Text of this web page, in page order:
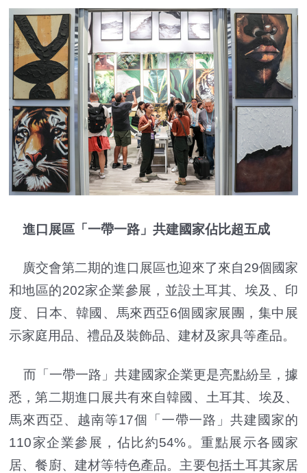
進口展區「一帶一路」共建國家佔比超五成
廣交會第二期的進口展區也迎來了來自29個國家
和地區的202家企業參展，並設土耳其、埃及、印
度、日本、韓國、馬來西亞6個國家展團，集中展
示家庭用品、禮品及裝飾品、建材及家具等產品。
而「一帶一路」共建國家企業更是亮點紛呈，據
悉，第二期進口展共有來自韓國、土耳其、埃及、
馬來西亞、越南等17個「一帶一路」共建國家的
110家企業參展，佔比約54%。重點展示各國家
居、餐廚、建材等特色產品。主要包括土耳其家居